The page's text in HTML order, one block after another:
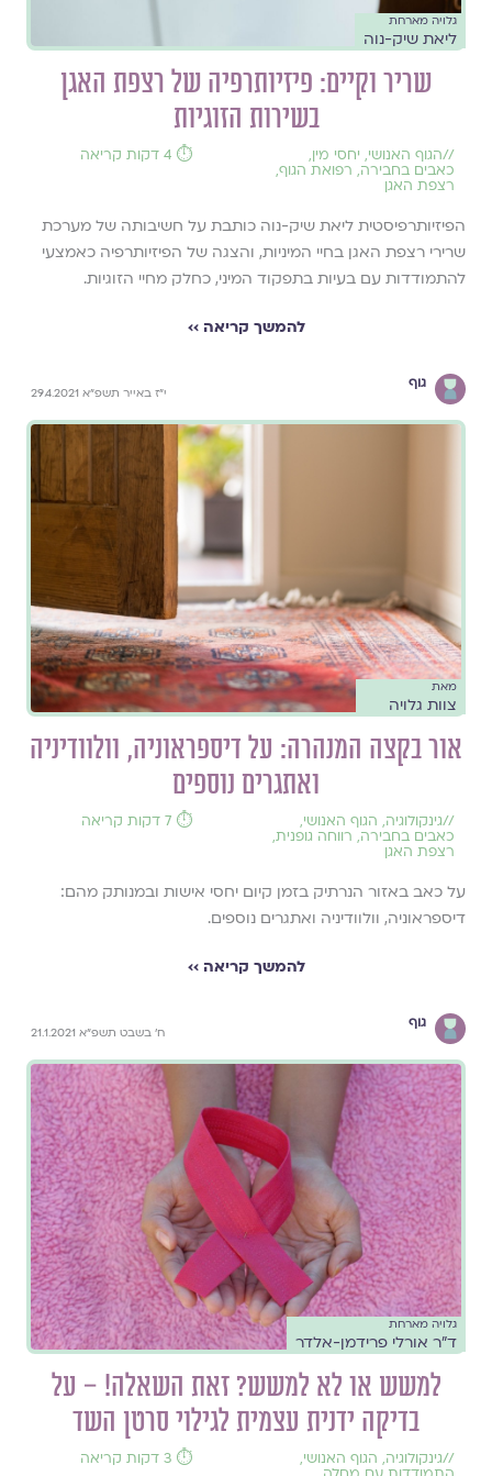
גלויה מארחת
ליאת שיק-נוה
שריר וקיים: פיזיותרפיה של רצפת האגן
בשירות הזוגיות
//הגוף האנושי, יחסי מין,
כאבים בחבירה, רפואת הגוף,
רצפת האגן
⏱️ 4 דקות קריאה
הפיזיותרפיסטית ליאת שיק-נוה כותבת על חשיבותה של מערכת
שרירי רצפת האגן בחיי המיניות, והצגה של הפיזיותרפיה כאמצעי
להתמודדות עם בעיות בתפקוד המיני, כחלק מחיי הזוגיות.
להמשך קריאה ››
גוף
י"ז באייר תשפ"א 29.4.2021
מאת
צוות גלויה
אור בקצה המנהרה: על דיספראוניה, וולוודיניה
ואתגרים נוספים
//גינקולוגיה, הגוף האנושי,
כאבים בחבירה, רווחה גופנית,
רצפת האגן
⏱️ 7 דקות קריאה
על כאב באזור הנרתיק בזמן קיום יחסי אישות ובמנותק מהם:
דיספראוניה, וולוודיניה ואתגרים נוספים.
להמשך קריאה ››
גוף
ח' בשבט תשפ"א 21.1.2021
גלויה מארחת
ד"ר אורלי פרידמן-אלדר
למשש או לא למשש? זאת השאלה! – על
בדיקה ידנית עצמית לגילוי סרטן השד
//גינקולוגיה, הגוף האנושי, ⏱️ 3 דקות קריאה